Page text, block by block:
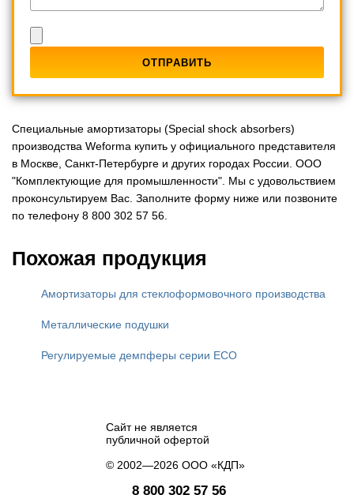
Специальные амортизаторы (Special shock absorbers)
производства Weforma купить у официального представителя
в Москве, Санкт-Петербурге и других городах России. ООО
"Комплектующие для промышленности". Мы с удовольствием
проконсультируем Вас. Заполните форму ниже или позвоните
по телефону 8 800 302 57 56.
Похожая продукция
Амортизаторы для стеклоформовочного производства
Металлические подушки
Регулируемые демпферы серии ECO
Сайт не является
публичной офертой
© 2002—2026 ООО «КДП»
8 800 302 57 56